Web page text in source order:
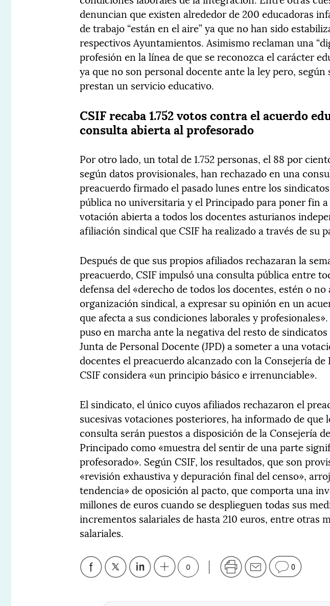
denuncian que existen alrededor de 200 educadoras
de trabajo “están en el aire” ya que no han sido
respectivos Ayuntamientos. Asimismo reclaman una
profesión en la línea de que se reconozca el carácter
ya que no son personal docente ante la ley pero, según
prestan un servicio educativo.
CSIF recaba 1.752 votos contra el acuerdo
consulta abierta al profesorado
Por otro lado, un total de 1.752 personas, el 88 por
según datos provisionales, han rechazado en una
preacuerdo firmado el pasado lunes entre los
pública no universitaria y el Principado para poner fin
votación abierta a todos los docentes asturianos
afiliación sindical que CSIF ha realizado a través de su
Después de que sus propios afiliados rechazaran la
preacuerdo, CSIF impulsó una consulta pública entre
defensa del «derecho de todos los docentes, estén o
organización sindical, a expresar su opinión en un
que afecta a sus condiciones laborales y
puso en marcha ante la negativa del resto de
Junta de Personal Docente (JPD) a someter a una
docentes el preacuerdo alcanzado con la Consejería de
CSIF considera «un principio básico e irrenunciable».
El sindicato, el único cuyos afiliados rechazaron el
sucesivas votaciones posteriores, ha informado de que
consulta serán puestos a disposición de la Consejería
Principado como «muestra del sentir de una parte
profesorado». Según CSIF, los resultados, que son
«revisión exhaustiva y depuración final del censo»,
tendencia» de oposición al pacto, que comporta una
millones de euros cuando se desplieguen todas sus
incrementos salariales de hasta 210 euros, entre otras
salariales.
0 0